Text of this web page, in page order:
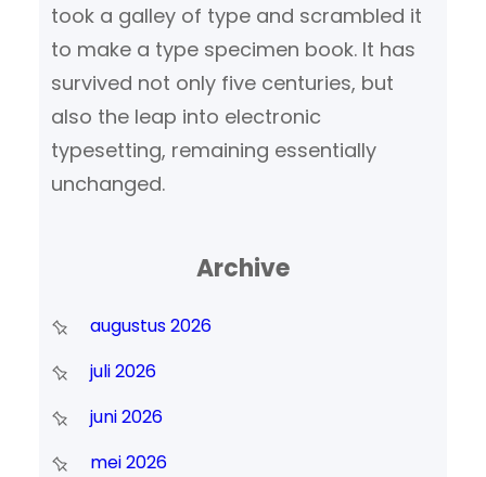
took a galley of type and scrambled it
to make a type specimen book. It has
survived not only five centuries, but
also the leap into electronic
typesetting, remaining essentially
unchanged.
Archive
augustus 2026
juli 2026
juni 2026
mei 2026